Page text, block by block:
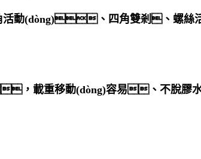
(dòng)、四角雙剎、螺絲活
，載重移動(dòng)容易、不脫